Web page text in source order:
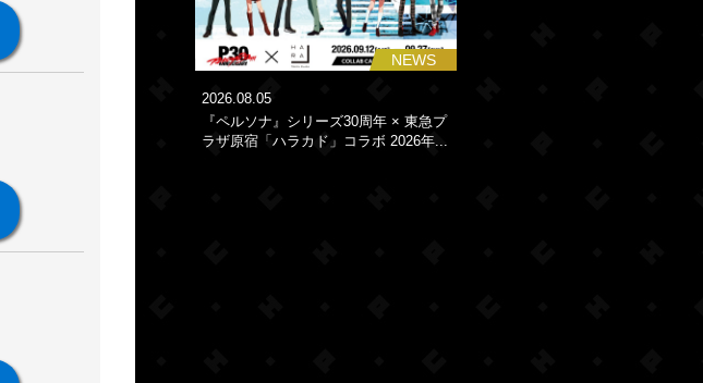
NEWS
2026.08.05
『ペルソナ』シリーズ30周年 × 東急プ
ラザ原宿「ハラカド」コラボ 2026年...